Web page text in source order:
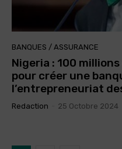
BANQUES / ASSURANCE
Nigeria : 100
pour créer une
l’entrepreneuriat
Redaction 25 Octobre 2024